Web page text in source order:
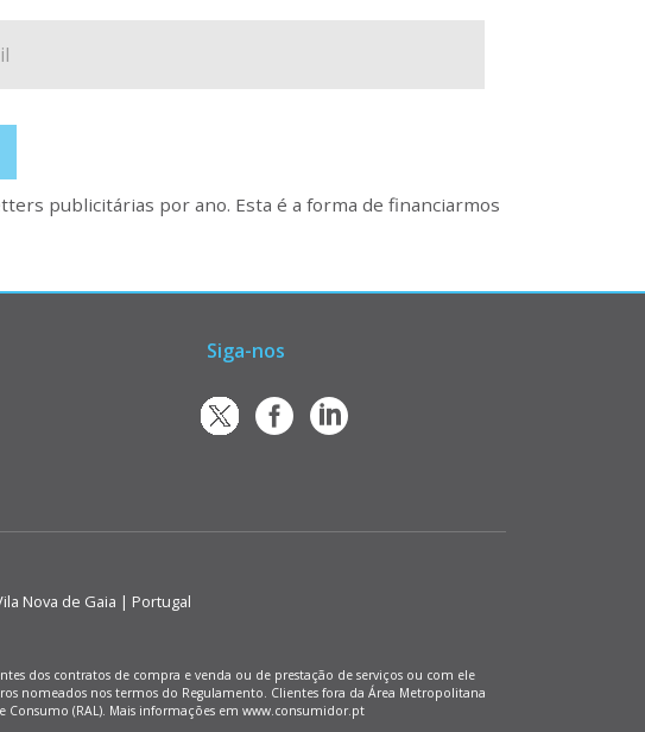
publicitárias por ano. Esta é a forma de financiarmos
Siga-nos
Nova de Gaia | Portugal
dos contratos de compra e venda ou de prestação de serviços ou com ele
nomeados nos termos do Regulamento. Clientes fora da Área Metropolitana
(RAL). Mais informações em www.consumidor.pt